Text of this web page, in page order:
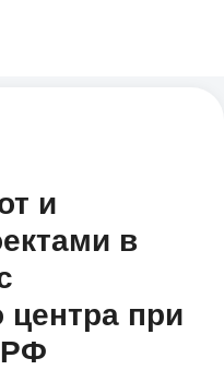
и
в
центра при
РФ